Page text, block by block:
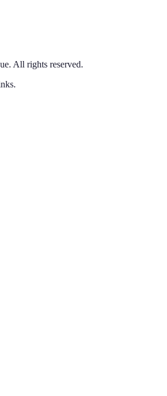
. All rights reserved.